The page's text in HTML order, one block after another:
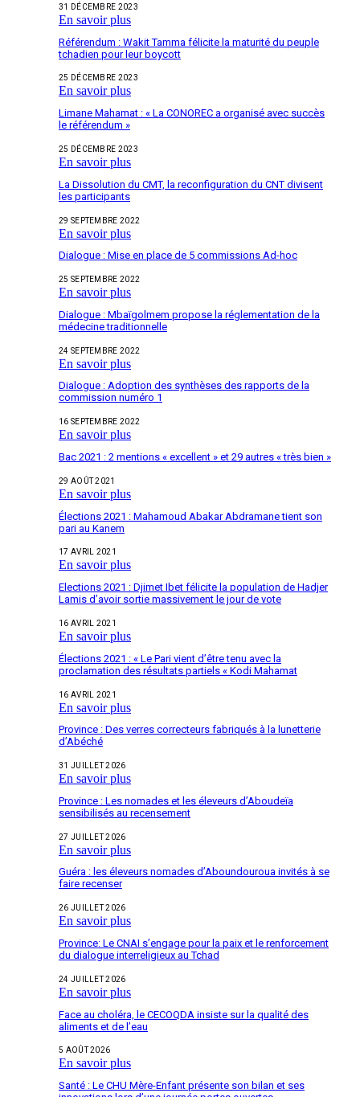
31 DÉCEMBRE 2023
En savoir plus
Référendum : Wakit Tamma félicite la maturité du peuple
tchadien pour leur boycott
25 DÉCEMBRE 2023
En savoir plus
Limane Mahamat : « La CONOREC a organisé avec succès
le référendum »
25 DÉCEMBRE 2023
En savoir plus
La Dissolution du CMT, la reconfiguration du CNT divisent
les participants
29 SEPTEMBRE 2022
En savoir plus
Dialogue : Mise en place de 5 commissions Ad-hoc
25 SEPTEMBRE 2022
En savoir plus
Dialogue : Mbaïgolmem propose la réglementation de la
médecine traditionnelle
24 SEPTEMBRE 2022
En savoir plus
Dialogue : Adoption des synthèses des rapports de la
commission numéro 1
16 SEPTEMBRE 2022
En savoir plus
Bac 2021 : 2 mentions « excellent » et 29 autres « très bien »
29 AOÛT 2021
En savoir plus
Élections 2021 : Mahamoud Abakar Abdramane tient son
pari au Kanem
17 AVRIL 2021
En savoir plus
Elections 2021 : Djimet Ibet félicite la population de Hadjer
Lamis d’avoir sortie massivement le jour de vote
16 AVRIL 2021
En savoir plus
Élections 2021 : « Le Pari vient d’être tenu avec la
proclamation des résultats partiels « Kodi Mahamat
16 AVRIL 2021
En savoir plus
Province : Des verres correcteurs fabriqués à la lunetterie
d’Abéché
31 JUILLET 2026
En savoir plus
Province : Les nomades et les éleveurs d’Aboudeïa
sensibilisés au recensement
27 JUILLET 2026
En savoir plus
Guéra : les éleveurs nomades d’Aboundouroua invités à se
faire recenser
26 JUILLET 2026
En savoir plus
Province: Le CNAI s’engage pour la paix et le renforcement
du dialogue interreligieux au Tchad
24 JUILLET 2026
En savoir plus
Face au choléra, le CECOQDA insiste sur la qualité des
aliments et de l’eau
5 AOÛT 2026
En savoir plus
Santé : Le CHU Mère-Enfant présente son bilan et ses